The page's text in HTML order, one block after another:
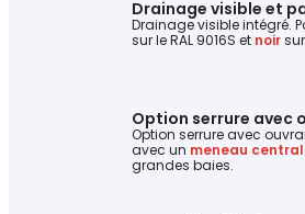
Drainage visible et
Drainage visible intégré.
sur le RAL 9016S et noir
Option serrure avec
Option serrure avec
avec un meneau central
grandes baies.